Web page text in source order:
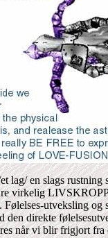
lag/ en slags
virkelig
Følelses-utveksling
den direkte
når vi blir frigjort fra